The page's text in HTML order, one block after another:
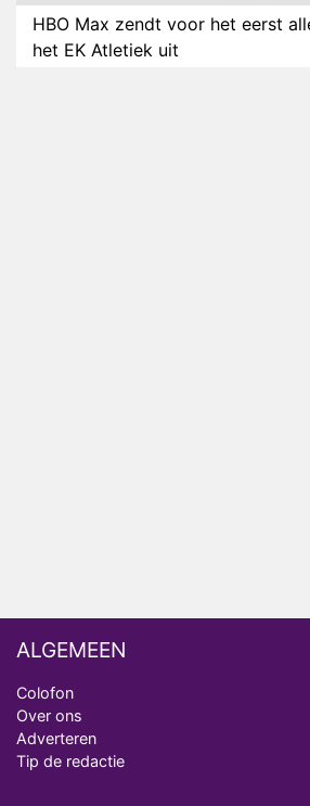
HBO Max zendt voor het eerst
het EK Atletiek uit
ALGEMEEN
Colofon
Over ons
Adverteren
Tip de redactie